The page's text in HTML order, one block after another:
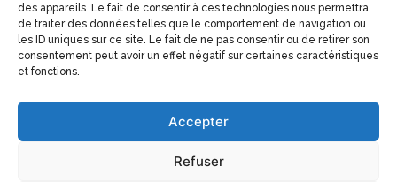
des appareils. Le fait de consentir à ces technologies nous permettra
de traiter des données telles que le comportement de navigation ou
les ID uniques sur ce site. Le fait de ne pas consentir ou de retirer son
consentement peut avoir un effet négatif sur certaines caractéristiques
et fonctions.
Accepter
Refuser